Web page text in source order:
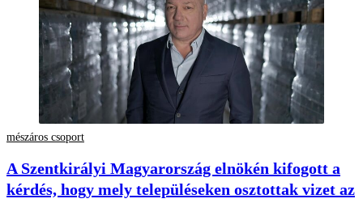
mészáros csoport
A Szentkirályi Magyarország elnökén kifogott a
kérdés, hogy mely településeken osztottak vizet az